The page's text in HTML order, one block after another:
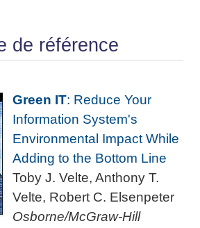
de référence
Green IT: Reduce Your
Information System's
Environmental Impact While
Adding to the Bottom Line
Toby J. Velte, Anthony T.
Velte, Robert C. Elsenpeter
Osborne/McGraw-Hill